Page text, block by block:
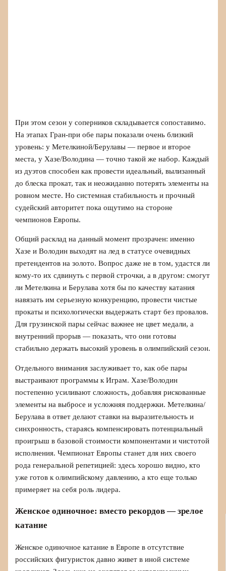
При этом сезон у соперников складывается сопоставимо.
На этапах Гран-при обе пары показали очень близкий
уровень: у Метелкиной/Берулавы — первое и второе
места, у Хазе/Володина — точно такой же набор. Каждый
из дуэтов способен как провести идеальный, вылизанный
до блеска прокат, так и неожиданно потерять элементы на
ровном месте. Но системная стабильность и прочный
судейский авторитет пока ощутимо на стороне
чемпионов Европы.
Общий расклад на данный момент прозрачен: именно
Хазе и Володин выходят на лед в статусе очевидных
претендентов на золото. Вопрос даже не в том, удастся ли
кому-то их сдвинуть с первой строчки, а в другом: смогут
ли Метелкина и Берулава хотя бы по качеству катания
навязать им серьезную конкуренцию, провести чистые
прокаты и психологически выдержать старт без провалов.
Для грузинской пары сейчас важнее не цвет медали, а
внутренний прорыв — показать, что они готовы
стабильно держать высокий уровень в олимпийский сезон.
Отдельного внимания заслуживает то, как обе пары
выстраивают программы к Играм. Хазе/Володин
постепенно усиливают сложность, добавляя рискованные
элементы на выбросе и усложняя поддержки. Метелкина/
Берулава в ответ делают ставки на выразительность и
синхронность, стараясь компенсировать потенциальный
проигрыш в базовой стоимости компонентами и чистотой
исполнения. Чемпионат Европы станет для них своего
рода генеральной репетицией: здесь хорошо видно, кто
уже готов к олимпийскому давлению, а кто еще только
примеряет на себя роль лидера.
Женское одиночное: вместо рекордов — зрелое
катание
Женское одиночное катание в Европе в отсутствие
российских фигуристок давно живет в иной системе